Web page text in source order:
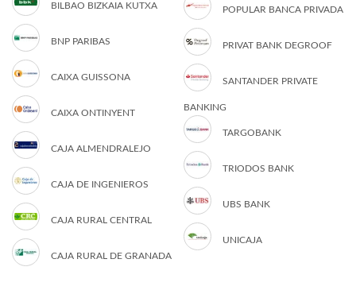
BILBAO BIZKAIA KUTXA
BNP PARIBAS
CAIXA GUISSONA
CAIXA ONTINYENT
CAJA ALMENDRALEJO
CAJA DE INGENIEROS
CAJA RURAL CENTRAL
CAJA RURAL DE GRANADA
POPULAR BANCA PRIVADA
PRIVAT BANK DEGROOF
SANTANDER PRIVATE
BANKING
TARGOBANK
TRIODOS BANK
UBS BANK
UNICAJA